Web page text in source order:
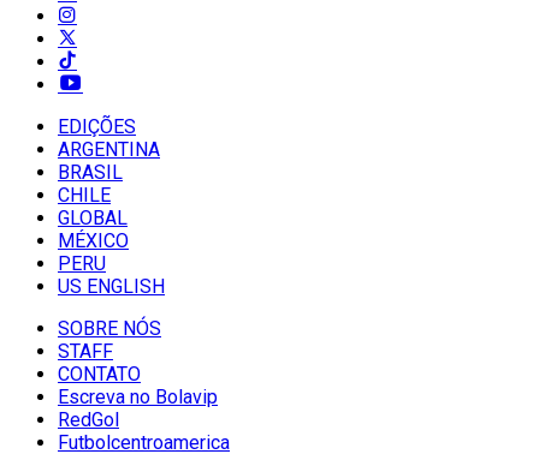
EDIÇÕES
ARGENTINA
BRASIL
CHILE
GLOBAL
MÉXICO
PERU
US ENGLISH
SOBRE NÓS
STAFF
CONTATO
Escreva no Bolavip
RedGol
Futbolcentroamerica